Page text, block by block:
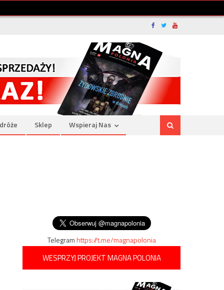
Sklep Wspieraj Nas
Telegramhttps://t.me/magnapolonia
WESPRZYJ PROJEKT MAGNA POLONIA